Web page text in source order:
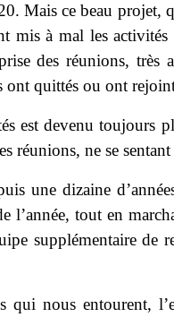
Mais ce beau projet,
à mal les activités
des réunions, très
quittés ou ont
est devenu
réunions, ne se
une dizaine
l’année, tout en
supplémentaire de
qui nous entourent,